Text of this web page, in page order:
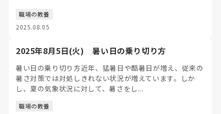
職場の教養
2025.08.05
2025年8月5日(火) 暑い日の乗り切り方
暑い日の乗り切り方近年、猛暑日や酷暑日が増え、従来の
暑さ対策では対処しきれない状況が増えています。しか
し、夏の気象状況に対して、暑さをし...
職場の教養